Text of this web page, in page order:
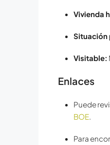
Vivienda
Situación
Visitable:
Enlaces
Puede
BOE.
Para